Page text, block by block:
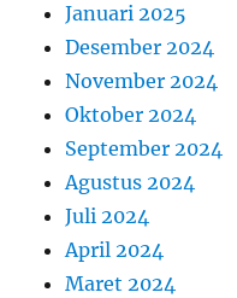
Januari 2025
Desember 2024
November 2024
Oktober 2024
September 2024
Agustus 2024
Juli 2024
April 2024
Maret 2024